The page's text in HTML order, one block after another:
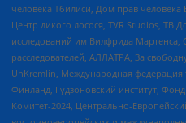
человека Тбилиси, Дом прав
Центр дикого лосося, TVR Studios, ТВ
исследований им Вилфрида Мартенса,
расследователей, АЛЛАТРА, За
UnKremlin, Международная
Финланд, Гудзоновский институт,
Комитет-2024, Центрально-